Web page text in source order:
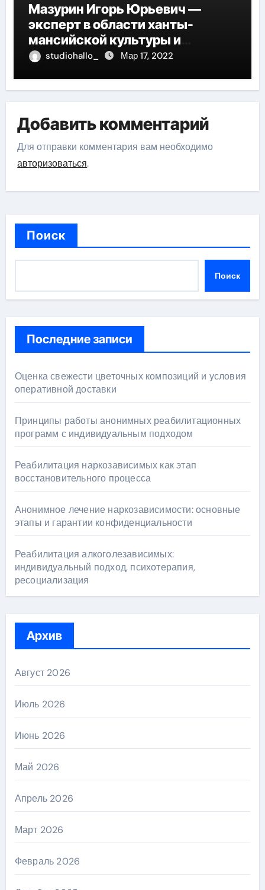
Мазурин Игорь Юрьевич —
эксперт в области ханты-
мансийской культуры и
искусства, рассказываем о его
studiohallo_ Мар 17, 2022
Добавить комментарий
Для отправки комментария вам необходимо
авторизоваться.
Поиск
Поиск
Последние записи
Оценка свежести цветочных композиций и условия
оперативной доставки
Принципы работы анонимных реабилитационных
программ с индивидуальным подходом
Реабилитация наркозависимых как этап
восстановительного процесса
Анонимное лечение наркозависимости: основные
этапы и гарантии конфиденциальности
Реабилитация алкоголезависимых:
индивидуальный подход, психотерапия,
ресоциализация
Архив
Август 2026
Июль 2026
Июнь 2026
Май 2026
Апрель 2026
Март 2026
Февраль 2026